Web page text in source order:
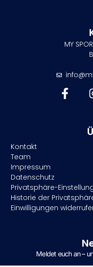
MY
Kontakt
Team
Impressum
Datenschutz
Privatsphäre-
Historie der
Einwilligungen
Meldet euch an –